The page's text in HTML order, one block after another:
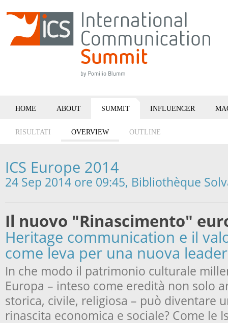
HOME ABOUT SUMMIT INFLUENCER
RISULTATI OVERVIEW OUTLINE
ICS Europe 2014
24 Sep 2014 ore 09:45, Bibliothèque
Il nuovo "Rinascimento"
Heritage communication e il
come leva per una nuova
In che modo il patrimonio culturale
Europa – inteso come eredità non solo
storica, civile, religiosa – può diventare
rinascita economica e sociale? Come le